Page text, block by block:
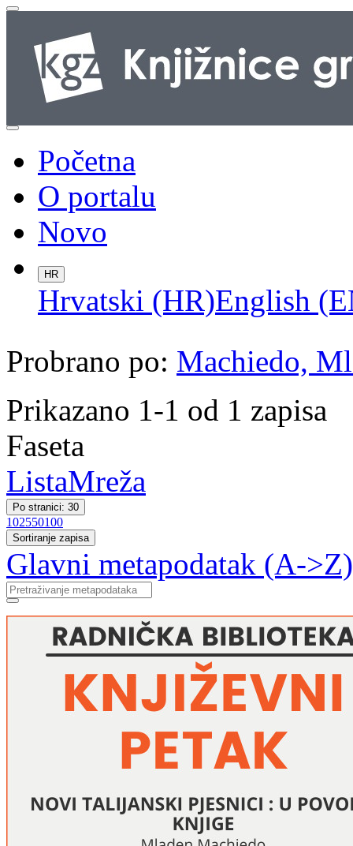
Početna
O portalu
Novo
HR
Hrvatski (HR)English
Probrano po: Machiedo,
Prikazano 1-1 od 1 zapisa
Faseta
ListaMreža
Po stranici: 30
102550100
Sortiranje zapisa
Glavni metapodatak (A->Z)